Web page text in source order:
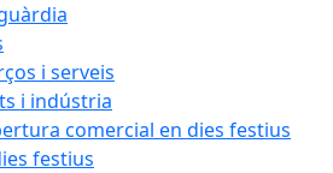
i serveis
i indústria
comercial en dies festius
festius